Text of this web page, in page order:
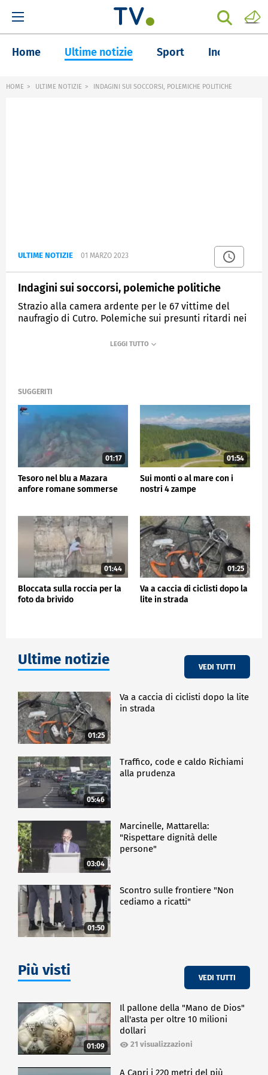
Home Ultime notizie Sport Inchieste
HOME ULTIME NOTIZIE INDAGINI SUI SOCCORSI, POLEMICHE POLITICHE
ULTIME NOTIZIE 01 MARZO 2023
Indagini sui soccorsi, polemiche politiche
Strazio alla camera ardente per le 67 vittime del
naufragio di Cutro. Polemiche sui presunti ritardi nei
SUGGERITI
01:17
Tesoro nel blu a Mazara
anfore romane sommerse
01:54
Sui monti o al mare con i
nostri 4 zampe
01:44
Bloccata sulla roccia per la
foto da brivido
01:25
Va a caccia di ciclisti dopo la
lite in strada
Ultime notizie VEDI TUTTI
01:25
Va a caccia di ciclisti dopo la lite
in strada
05:46
Traffico, code e caldo Richiami
alla prudenza
03:04
Marcinelle, Mattarella:
"Rispettare dignità delle
persone"
01:50
Scontro sulle frontiere "Non
cediamo a ricatti"
Più visti VEDI TUTTI
01:09
Il pallone della "Mano de Dios"
all'asta per oltre 10 milioni
dollari
21 visualizzazioni
A Capri i 220 metri del più